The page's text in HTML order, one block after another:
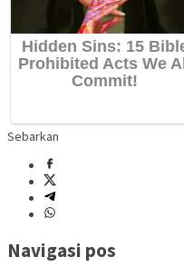
Sebarkan
Navigasi pos